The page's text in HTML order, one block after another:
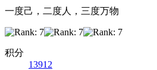
一度己，二度人，三度万物
积分
13912